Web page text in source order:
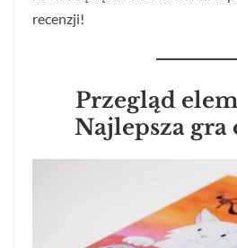
recenzji!
Przegląd
Najlepsza gra